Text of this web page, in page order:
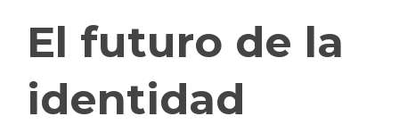
El futuro de la
identidad